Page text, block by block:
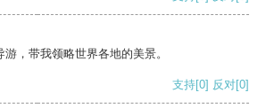
，带我领略世界各地的美景。
支持[0] 反对[0]